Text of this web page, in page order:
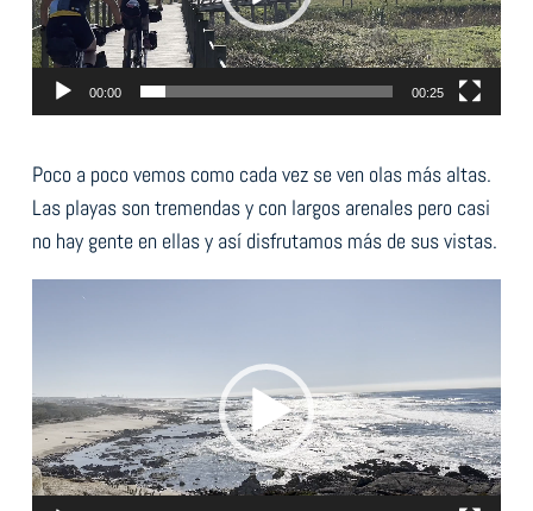
00:00 00:25
Poco a poco vemos como cada vez se ven olas más altas.
Las playas son tremendas y con largos arenales pero casi
no hay gente en ellas y así disfrutamos más de sus vistas.
Reproductor